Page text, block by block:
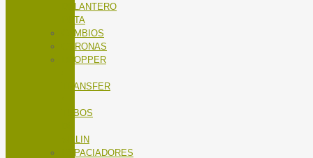
DELANTERO
RUTA
CAMBIOS
CORONAS
DROPPER
TRANSFER
TUBOS
SILLIN
ESPACIADORES